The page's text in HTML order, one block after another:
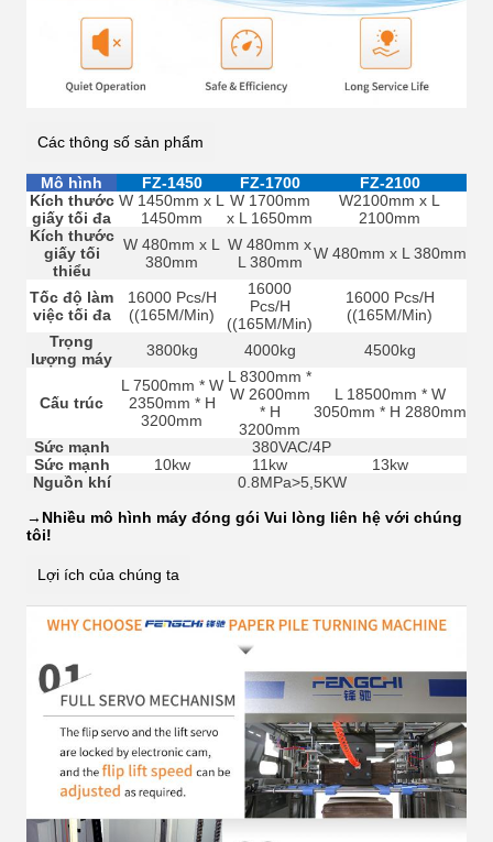
Các thông số sản phẩm
Mô hình FZ-1450 FZ-1700
FZ-2100
Kích thước
giấy tối đa
W 1450mm x L
1450mm
W 1700mm
x L 1650mm
W2100mm x L
2100mm
Kích thước
giấy tối
thiểu
W 480mm x L
380mm
W 480mm x
L 380mm
W 480mm x L 380mm
Tốc độ làm
việc tối đa
16000 Pcs/H
((165M/Min)
16000
Pcs/H
((165M/Min)
16000 Pcs/H
((165M/Min)
Trọng
lượng máy
3800kg 4000kg 4500kg
Cấu trúc
L 7500mm * W
2350mm * H
3200mm
L 8300mm *
W 2600mm
* H
3200mm
L 18500mm * W
3050mm * H 2880mm
Sức mạnh
380VAC/4P
Sức mạnh
10kw 11kw
13kw
Nguồn khí
0.8MPa>5,5KW
→ Nhiều mô hình máy đóng gói Vui lòng liên hệ với chúng
tôi!
Lợi ích của chúng ta